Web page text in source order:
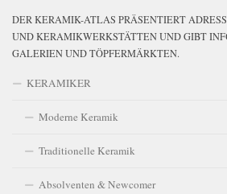
DER KERAMIK-ATLAS PRÄSENTIERT
UND KERAMIKWERKSTÄTTEN UND GIBT
GALERIEN UND TÖPFERMÄRKTEN.
KERAMIKER
Moderne Keramik
Traditionelle Keramik
Absolventen & Newcomer